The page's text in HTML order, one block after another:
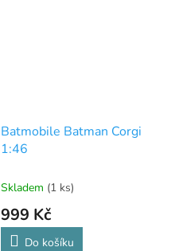
Batmobile Batman Corgi
1:46
Skladem (1 ks)
999 Kč
Do košíku